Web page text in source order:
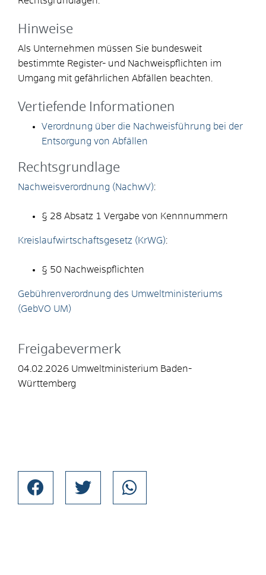
Hinweise
Als Unternehmen müssen Sie bundesweit
bestimmte Register- und Nachweispflichten im
Umgang mit gefährlichen Abfällen beachten.
Vertiefende Informationen
Verordnung über die Nachweisführung bei der
Entsorgung von Abfällen
Rechtsgrundlage
Nachweisverordnung (NachwV):
§ 28 Absatz 1 Vergabe von Kennnummern
Kreislaufwirtschaftsgesetz (KrWG):
§ 50 Nachweispflichten
Gebührenverordnung des Umweltministeriums
(GebVO UM)
Freigabevermerk
04.02.2026 Umweltministerium Baden-
Württemberg